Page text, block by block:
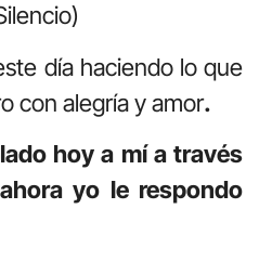
día haciendo lo que
con alegría y amor.
hoy a mí a través
yo le respondo